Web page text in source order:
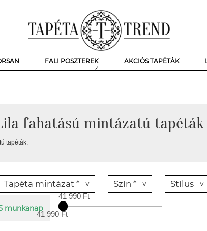
FALI POSZTEREK AKCIÓS TAPÉTÁK
fahatású mintázatú tapéták
tapéták.
Tapéta mintázat * Szín * Stílus
munkanap
41 990 Ft
41 990 Ft